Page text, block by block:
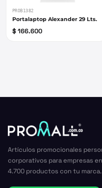
PROB1382
Portalaptop Alexander 29 Lts.
$ 166.600
Artículos promocionales
corporativos para empresas
4.700 productos con tu marca.